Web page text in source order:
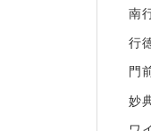
南
行
門
妙